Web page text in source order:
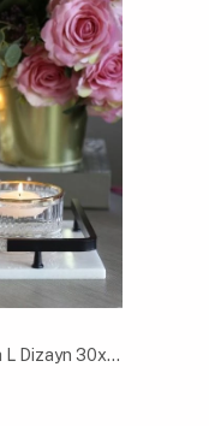
Akayev Mermer Beyaz Siyah L Dizayn 30x20 cm Tepsi